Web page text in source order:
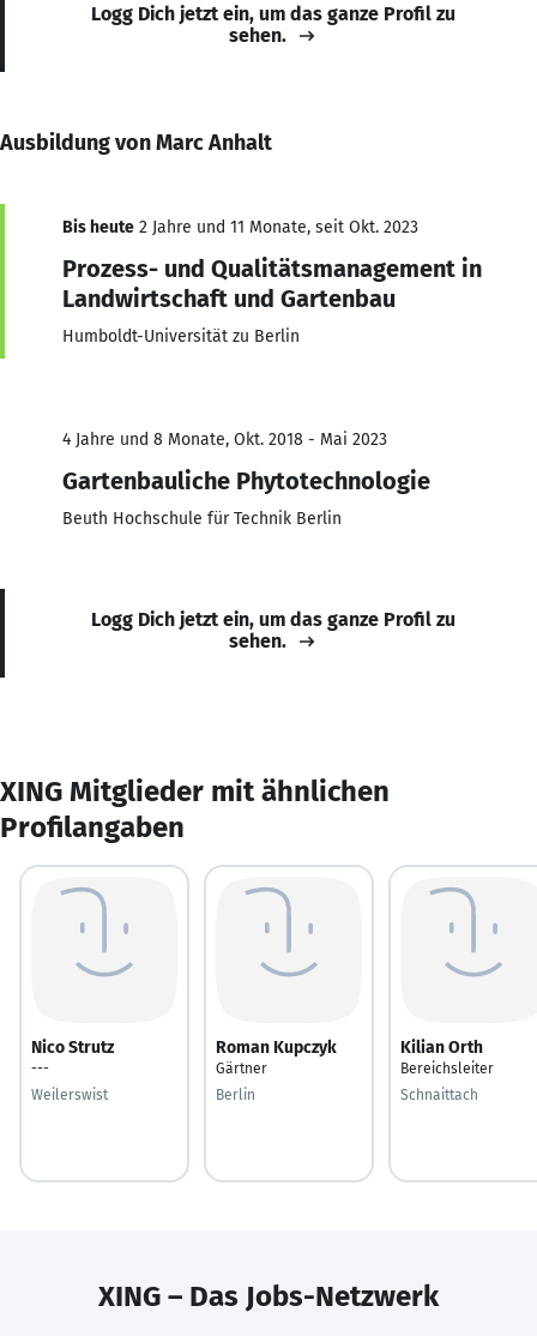
Logg Dich jetzt ein, um das ganze Profil zu
sehen.
Ausbildung von Marc Anhalt
Bis heute 2 Jahre und 11 Monate, seit Okt. 2023
Prozess- und Qualitätsmanagement in
Landwirtschaft und Gartenbau
Humboldt-Universität zu Berlin
4 Jahre und 8 Monate, Okt. 2018 - Mai 2023
Gartenbauliche Phytotechnologie
Beuth Hochschule für Technik Berlin
Logg Dich jetzt ein, um das ganze Profil zu
sehen.
XING Mitglieder mit ähnlichen
Profilangaben
Nico Strutz
---
Weilerswist
Roman Kupczyk
Gärtner
Berlin
Kilian Orth
Bereichsleiter
Schnaittach
XING – Das Jobs-Netzwerk